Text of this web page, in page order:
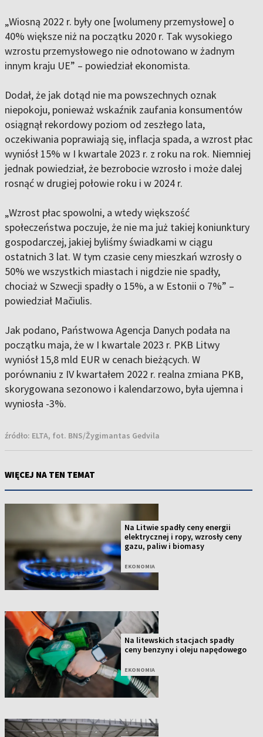
„Wiosną 2022 r. były one [wolumeny przemysłowe] o
40% większe niż na początku 2020 r. Tak wysokiego
wzrostu przemysłowego nie odnotowano w żadnym
innym kraju UE” – powiedział ekonomista.
Dodał, że jak dotąd nie ma powszechnych oznak
niepokoju, ponieważ wskaźnik zaufania konsumentów
osiągnął rekordowy poziom od zeszłego lata,
oczekiwania poprawiają się, inflacja spada, a wzrost płac
wyniósł 15% w I kwartale 2023 r. z roku na rok. Niemniej
jednak powiedział, że bezrobocie wzrosło i może dalej
rosnąć w drugiej połowie roku i w 2024 r.
„Wzrost płac spowolni, a wtedy większość
społeczeństwa poczuje, że nie ma już takiej koniunktury
gospodarczej, jakiej byliśmy świadkami w ciągu
ostatnich 3 lat. W tym czasie ceny mieszkań wzrosły o
50% we wszystkich miastach i nigdzie nie spadły,
chociaż w Szwecji spadły o 15%, a w Estonii o 7%” –
powiedział Mačiulis.
Jak podano, Państwowa Agencja Danych podała na
początku maja, że w I kwartale 2023 r. PKB Litwy
wyniósł 15,8 mld EUR w cenach bieżących. W
porównaniu z IV kwartałem 2022 r. realna zmiana PKB,
skorygowana sezonowo i kalendarzowo, była ujemna i
wyniosła -3%.
źródło: ELTA, fot. BNS/Žygimantas Gedvila
WIĘCEJ NA TEN TEMAT
Na Litwie spadły ceny energii
elektrycznej i ropy, wzrosły ceny
gazu, paliw i biomasy
EKONOMIA
Na litewskich stacjach spadły
ceny benzyny i oleju napędowego
EKONOMIA